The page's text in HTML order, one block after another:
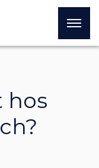
hos